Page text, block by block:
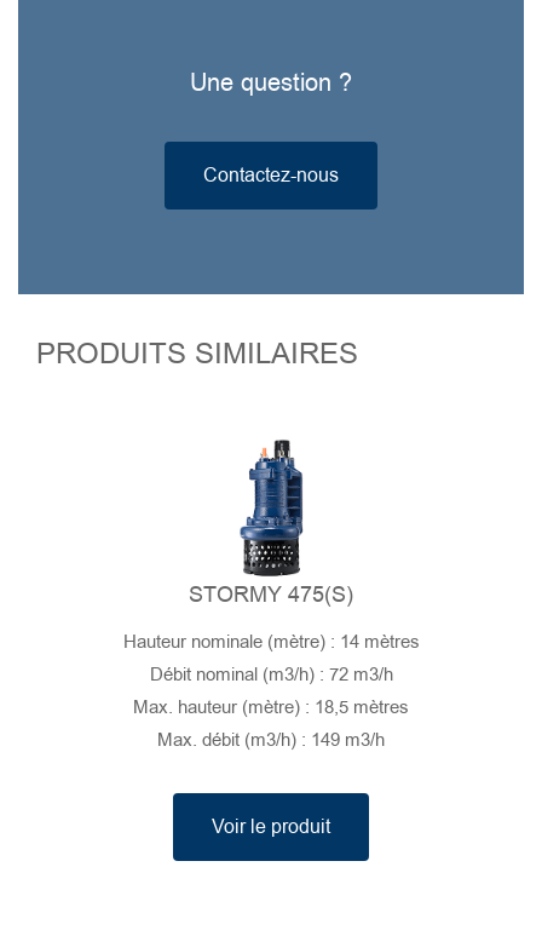
Une question ?
Contactez-nous
PRODUITS SIMILAIRES
STORMY 475(S)
Hauteur nominale (mètre) : 14 mètres
Débit nominal (m3/h) : 72 m3/h
Max. hauteur (mètre) : 18,5 mètres
Max. débit (m3/h) : 149 m3/h
Voir le produit